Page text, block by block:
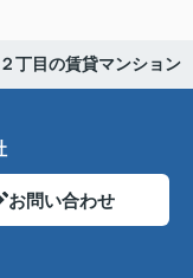
丁目の賃貸マンション
お問い合わせ